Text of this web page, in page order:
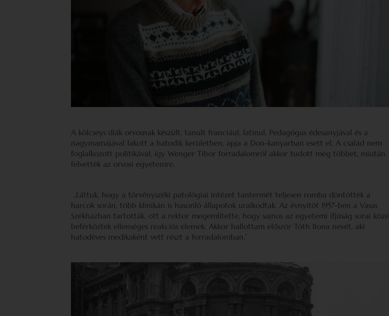
A kölcseys diák orvosnak készült, tanult franciául, latinul. Pedagógus édesanyjával és a
nagymamájával lakott a hatodik kerületben, apja a Don-kanyarban esett el. A család nem
foglalkozott politikával, így Wenger Tibor forradalomról akkor tudott meg többet, miután
felvették az orvosi egyetemre.
„Láttuk, hogy a törvényszéki patológiai intézet tantermét teljesen romba döntötték a
harcok során, több klinikán is hasonló állapotok uralkodtak. Az évnyitót 1957-ben a Vasas
Székházban tartották, ott a rektor megemlítette, hogy sajnos az egyetemi ifjúság sorai közé
beférkőztek ellenséges reakciós elemek. Akkor hallottam először Tóth Ilona nevét, aki
hatodéves medikaként vett részt a forradalomban.”